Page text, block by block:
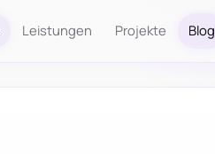
Leistungen Projekte Blog